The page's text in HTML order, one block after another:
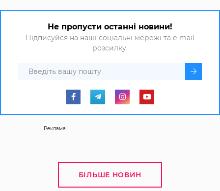
Не пропусти останні новини!
Підписуйся на наші соціальні мережі та e-mail
розсилку.
Реклама
БІЛЬШЕ НОВИН